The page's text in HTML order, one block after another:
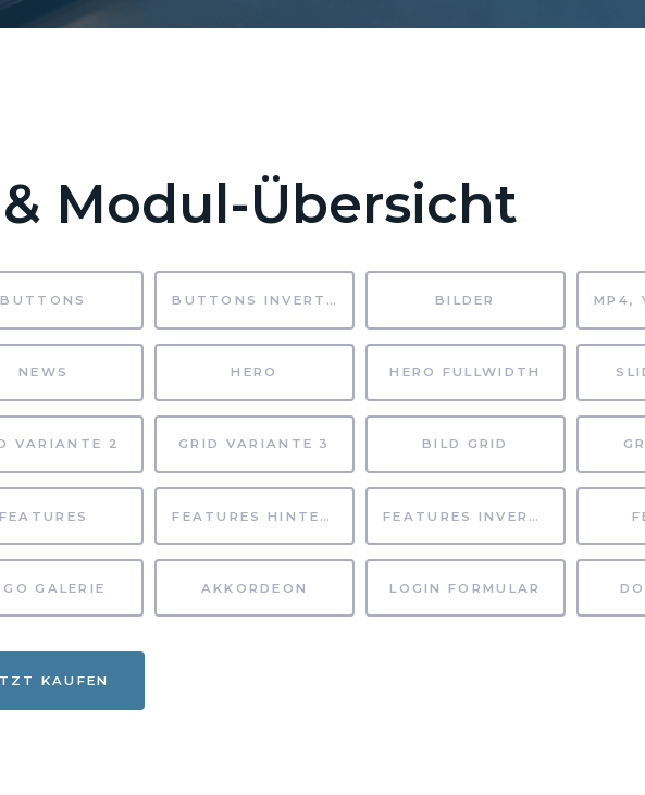
Modul-Übersicht
BUTTONS BUTTONS INVERTIERT BILDER
NEWS HERO HERO FULLWIDTH
VARIANTE 2 GRID VARIANTE 3 BILD GRID
FEATURES FEATURES HINTERGRUND FEATURES INVERTIERT
GALERIE AKKORDEON LOGIN FORMULAR
KAUFEN